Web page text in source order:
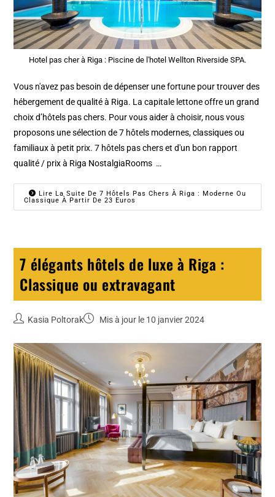
Hotel pas cher à Riga : Piscine de l'hotel Wellton Riverside SPA.
Vous n'avez pas besoin de dépenser une fortune pour trouver des
hébergement de qualité à Riga. La capitale lettone offre un grand
choix d’hôtels pas chers. Pour vous aider à choisir, nous vous
proposons une sélection de 7 hôtels modernes, classiques ou
familiaux à petit prix. 7 hôtels pas chers et d'un bon rapport
qualité / prix à Riga NostalgiaRooms …
Lire La Suite De 7 Hôtels Pas Chers À Riga : Moderne Ou
Classique À Partir De 23 Euros
7 élégants hôtels de luxe à Riga :
Classique ou extravagant
Kasia Poltorak Mis à jour le 10 janvier 2024